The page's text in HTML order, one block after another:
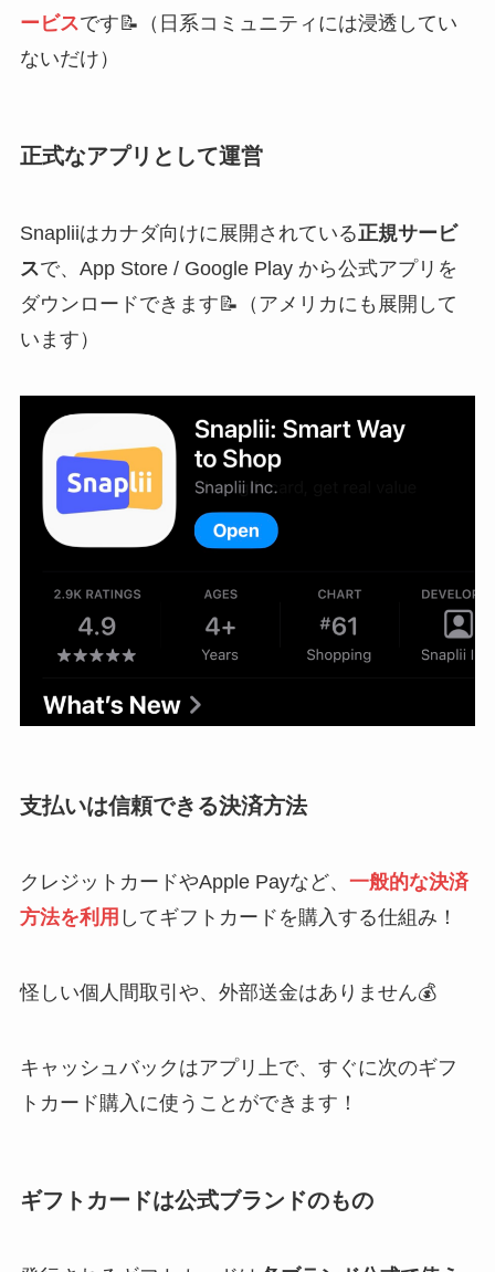
ービスです📝（日系コミュニティには浸透してい
ないだけ）
正式なアプリとして運営
Snapliiはカナダ向けに展開されている正規サービ
スで、App Store / Google Play から公式アプリを
ダウンロードできます📝（アメリカにも展開して
います）
支払いは信頼できる決済方法
クレジットカードやApple Payなど、 一般的な決済
方法を利用 してギフトカードを購入する仕組み！
怪しい個人間取引や、外部送金はありません💰
キャッシュバックはアプリ上で、すぐに次のギフ
トカード購入に使うことができます！
ギフトカードは公式ブランドのもの